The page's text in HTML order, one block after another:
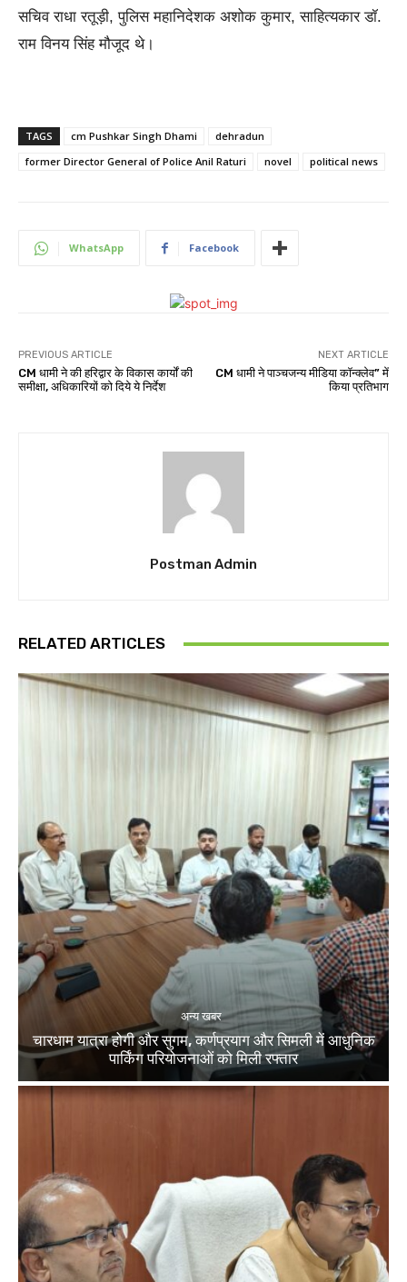
सचिव राधा रतूड़ी, पुलिस महानिदेशक अशोक कुमार, साहित्यकार डॉ.
राम विनय सिंह मौजूद थे।
TAGS cm Pushkar Singh Dhami
dehradun
former Director General of Police Anil Raturi
novel political news
WhatsApp Facebook
PREVIOUS ARTICLE
CM धामी ने की हरिद्वार के विकास कार्यों की
समीक्षा, अधिकारियों को दिये ये निर्देश
NEXT ARTICLE
CM धामी ने पाञ्चजन्य मीडिया कॉन्क्लेव” में
किया प्रतिभाग
Postman Admin
RELATED ARTICLES
अन्य खबर
चारधाम यात्रा होगी और सुगम, कर्णप्रयाग और सिमली में आधुनिक
पार्किंग परियोजनाओं को मिली रफ्तार